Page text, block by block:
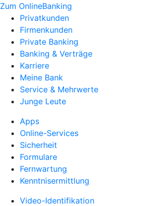
Zum OnlineBanking
Privatkunden
Firmenkunden
Private Banking
Banking & Verträge
Karriere
Meine Bank
Service & Mehrwerte
Junge Leute
Apps
Online-Services
Sicherheit
Formulare
Fernwartung
Kenntnisermittlung
Video-Identifikation